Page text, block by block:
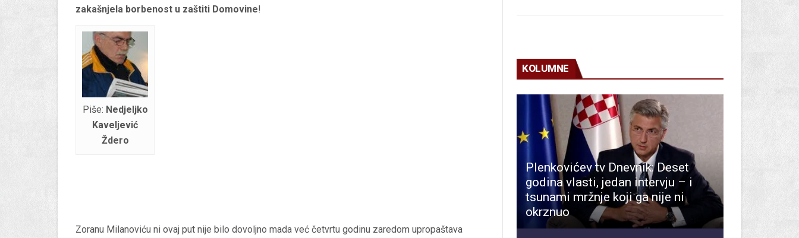
zakašnjela borbenost u zaštiti Domovine!
Piše: Nedjeljko
Kaveljević
Ždero
Zoranu Milanoviću ni ovaj put nije bilo dovoljno mada već četvrtu godinu zaredom upropaštava
KOLUMNE
Plenkovićev tv Dnevnik: Deset
godina vlasti, jedan intervju – i
tsunami mržnje koji ga nije ni
okrznuo